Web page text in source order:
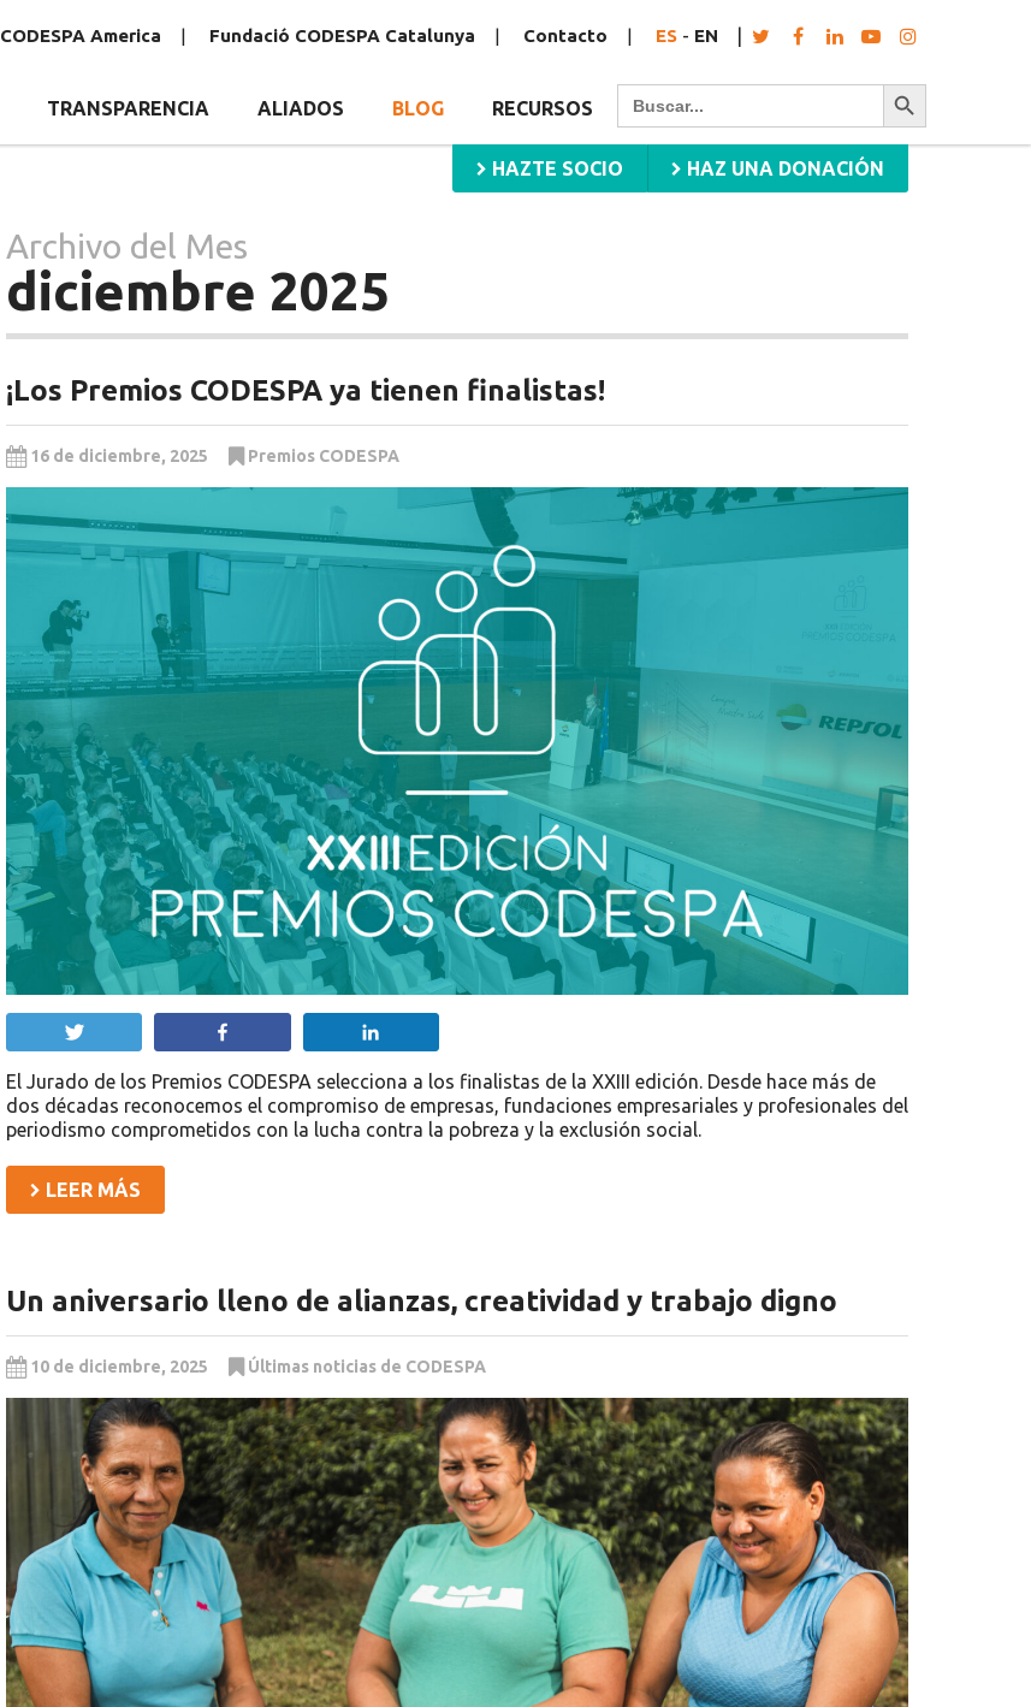
CODESPA America Fundació CODESPA Catalunya Contacto ES - EN
TRANSPARENCIA ALIADOS BLOG RECURSOS
Buscar: Botón de búsqueda
HAZTE SOCIO HAZ UNA DONACIÓN
Archivo del Mes
diciembre 2025
¡Los Premios CODESPA ya tienen finalistas!
16 de diciembre, 2025 Premios CODESPA
El Jurado de los Premios CODESPA selecciona a los finalistas de la XXIII edición. Desde hace más de
dos décadas reconocemos el compromiso de empresas, fundaciones empresariales y profesionales del
periodismo comprometidos con la lucha contra la pobreza y la exclusión social.
LEER MÁS
Un aniversario lleno de alianzas, creatividad y trabajo digno
10 de diciembre, 2025 Últimas noticias de CODESPA